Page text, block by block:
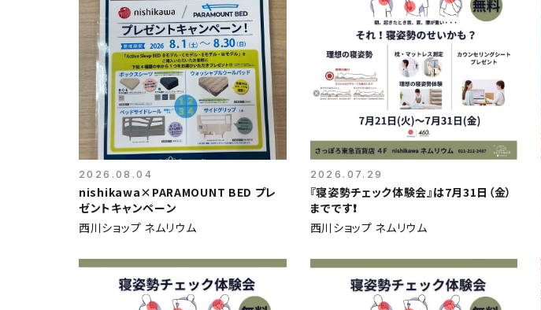
2026.08.04
nishikawa×PARAMOUNT BED プレ
ゼントキャンペーン
西川ショップ ネムリウム
2026.07.29
『寝姿勢チェック体験会』は7月31日（金）
までです❗️
西川ショップ ネムリウム